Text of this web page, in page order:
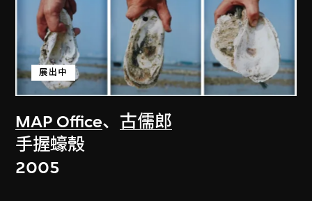
MAP Office、 古儒郎
展出中
手握蠔殼
2005